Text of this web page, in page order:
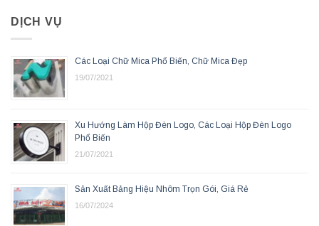
DỊCH VỤ
Các Loại Chữ Mica Phổ Biến, Chữ Mica Đẹp
19/07/2021
Xu Hướng Làm Hộp Đèn Logo, Các Loại Hộp Đèn Logo
Phổ Biến
21/07/2021
Sản Xuất Bảng Hiệu Nhôm Trọn Gói, Giá Rẻ
16/07/2024